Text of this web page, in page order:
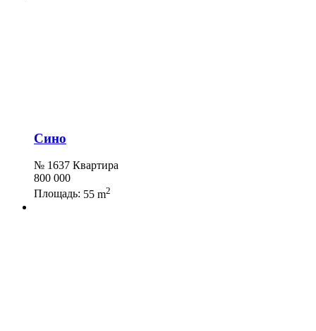
Сино
№ 1637 Квартира
800 000
Площадь: 55 m2